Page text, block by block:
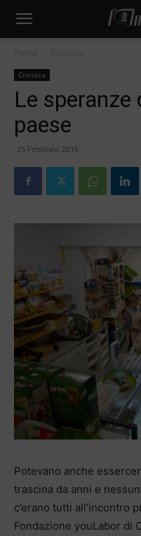
Cronaca
Le speranze
paese
25 Febbraio 2016
Potevano anche
trascina da anni e
c’erano tutti all’incontro
Fondazione youLabor di